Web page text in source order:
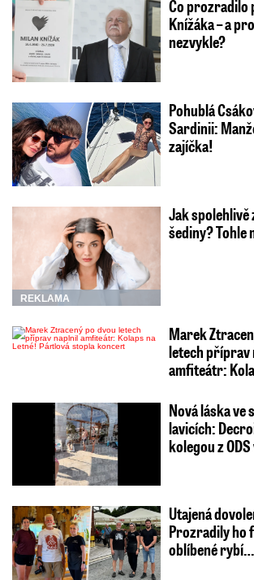
Co prozradilo
Knížáka – a
nezvykle?
Pohublá
Sardinii:
zajíčka!
REKLAMA
Jak
šediny? Tohle
Marek
letech příprav
amfiteátr:
Nová láska ve
lavicích:
kolegou z
Utajená
Prozradily ho
oblíbené rybí…